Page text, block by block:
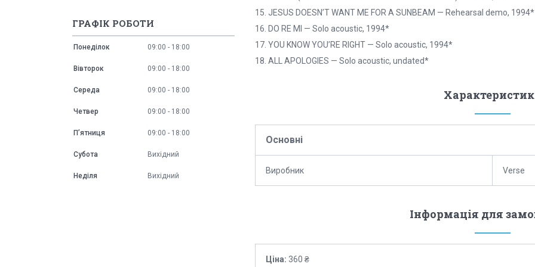
15. JESUS DOESN’T WANT ME FOR A SUNBEAM — Rehearsal demo, 1994*
16. DO RE MI — Solo acoustic, 1994*
17. YOU KNOW YOU’RE RIGHT — Solo acoustic, 1994*
18. ALL APOLOGIES — Solo acoustic, undated*
Основні
Виробник Verse
Інформація для
Ціна: 360 ₴
ГРАФІК РОБОТИ
Понеділок 09:00 18:00
Вівторок 09:00 18:00
Середа 09:00 18:00
Четвер 09:00 18:00
Пʼятниця 09:00 18:00
Субота Вихідний
Неділя Вихідний